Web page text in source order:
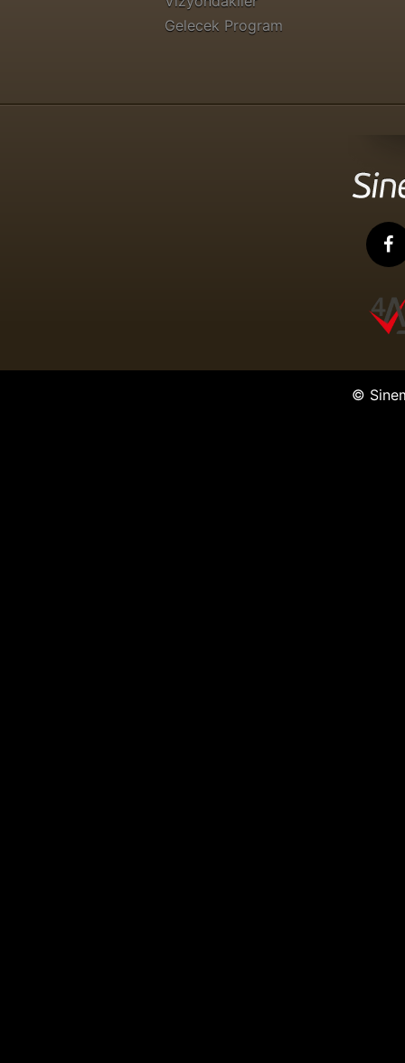
Gelecek Program
©